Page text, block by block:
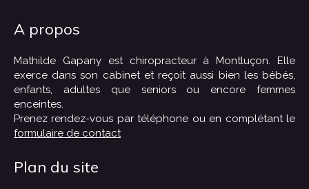
A propos
Mathilde Gapany est chiropracteur à Montluçon. Elle
exerce dans son cabinet et reçoit aussi bien les bébés,
enfants, adultes que seniors ou encore femmes
enceintes.
Prenez rendez-vous par téléphone ou en complétant le
formulaire de contact
Plan du site